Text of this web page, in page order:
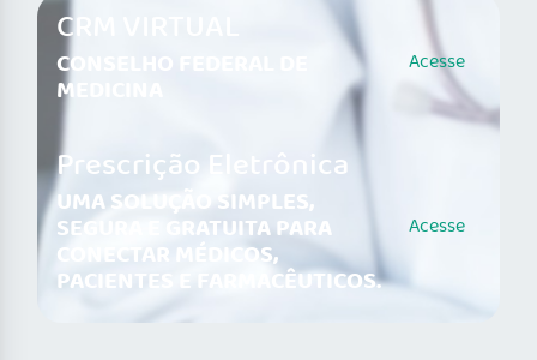
CRM VIRTUAL
CONSELHO FEDERAL DE
MEDICINA
Acesse
Prescrição Eletrônica
UMA SOLUÇÃO SIMPLES,
SEGURA E GRATUITA PARA
CONECTAR MÉDICOS,
PACIENTES E FARMACÊUTICOS.
Acesse